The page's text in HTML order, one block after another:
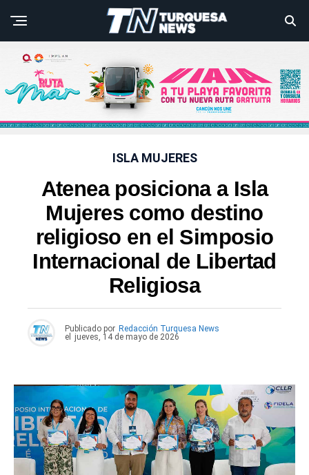
ISLA MUJERES
Atenea posiciona a Isla
Mujeres como destino
religioso en el Simposio
Internacional de Libertad
Religiosa
Publicado por Redacción Turquesa News
el
jueves, 14 de mayo de 2026